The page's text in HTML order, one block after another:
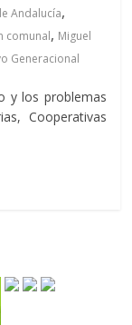
Andalucía,
comunal, Miguel
Generacional
y los problemas
Cooperativas